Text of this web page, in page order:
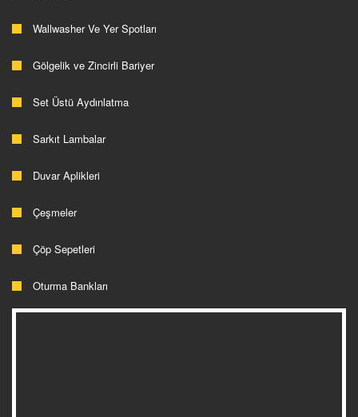
Wallwasher Ve Yer Spotları
Gölgelik ve Zincirli Bariyer
Set Üstü Aydınlatma
Sarkıt Lambalar
Duvar Aplikleri
Çeşmeler
Çöp Sepetleri
Oturma Bankları